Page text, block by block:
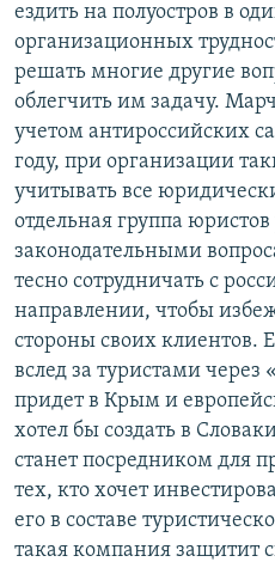
ездить на полуостров в
организационных
решать многие другие
облегчить им задачу.
учетом антироссийских
году, при организации
учитывать все
отдельная группа
законодательными
тесно сотрудничать с
направлении, чтобы
стороны своих клиентов.
вслед за туристами через
придет в Крым и
хотел бы создать в
станет посредником для
тех, кто хочет
его в составе
такая компания защитит